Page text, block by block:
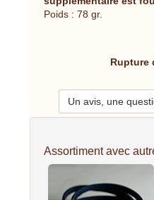
Poids : 78 gr.
Rupture
Un avis, une
Assortiment avec